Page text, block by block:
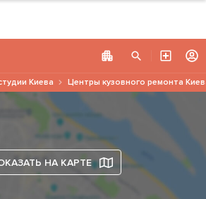
НА КАРТЕ
Киева Центры кузовного ремонта